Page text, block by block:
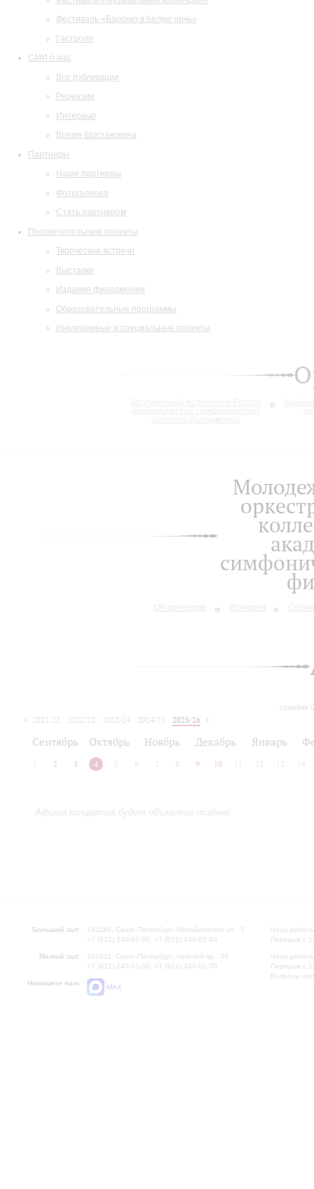
Фестиваль «Барокко в белую ночь»
Гастроли
СМИ о нас
Все публикации
Рецензии
Интервью
Время Шостаковича
Партнеры
Наши партнеры
Фотогалерея
Стать партнером
Просветительские проекты
Творческие встречи
Выставки
Издания филармонии
Образовательные программы
Инклюзивные и специальные проекты
Об оркестре История
сегодня
2021/22 2022/23 2023/24 2024/25
2025/26
Сентябрь Октябрь Ноябрь Декабрь Январь
2 3 4 5 6 7 8 9 10 12 13 14
Афиша концертов будет объявлена позднее
Большой зал:
191186, Санкт-Петербург, Михайловская ул., 2
+7 (812) 240-01-00, +7 (812) 240-01-80
Малый зал:
191011, Санкт-Петербург, Невский пр., 30
+7 (812) 240-01-00, +7 (812) 240-01-70
Напишите нам:
MAX
Часы
Перерыв с
Часы
Перерыв с
Вопросы